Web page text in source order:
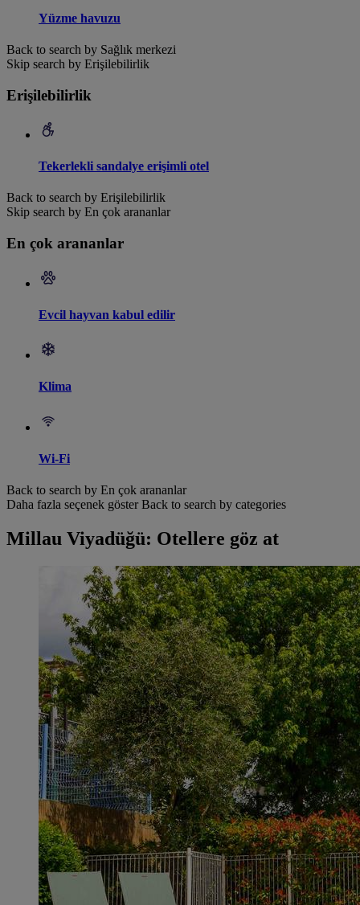
Yüzme havuzu
Back to search by Sağlık merkezi
Skip search by Erişilebilirlik
Erişilebilirlik
Tekerlekli sandalye erişimli otel
Back to search by Erişilebilirlik
Skip search by En çok arananlar
En çok arananlar
Evcil hayvan kabul edilir
Klima
Wi-Fi
Back to search by En çok arananlar
Daha fazla seçenek göster Back to search by categories
Millau Viyadüğü: Otellere göz at